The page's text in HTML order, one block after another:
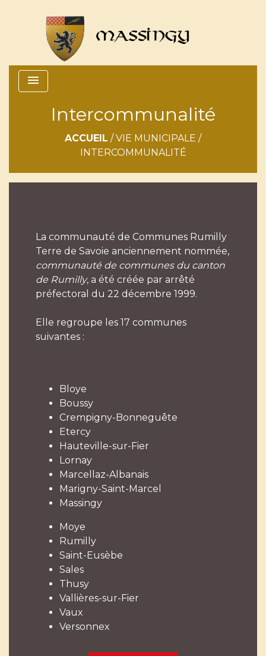
menu
Intercommunalité
ACCUEIL /VIE MUNICIPALE /
INTERCOMMUNALITÉ
La communauté de Communes Rumilly
Terre de Savoie anciennement nommée,
communauté de communes du canton
de Rumilly, a été créée par arrêté
préfectoral du 22 décembre 1999.
Elle regroupe les 17 communes
suivantes :
Bloye
Boussy
Crempigny-Bonneguête
Etercy
Hauteville-sur-Fier
Lornay
Marcellaz-Albanais
Marigny-Saint-Marcel
Massingy
Moye
Rumilly
Saint-Eusèbe
Sales
Thusy
Vallières-sur-Fier
Vaux
Versonnex